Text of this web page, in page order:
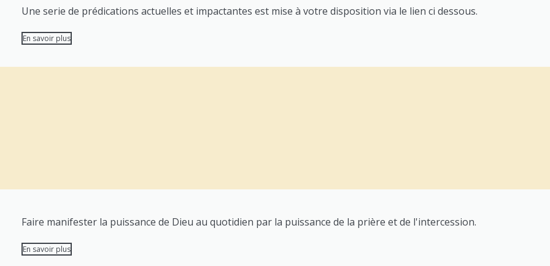
Une serie de prédications actuelles et impactantes est mise à votre disposition via le lien ci dessous.
En savoir plus
Faire manifester la puissance de Dieu au quotidien par la puissance de la prière et de l'intercession.
En savoir plus